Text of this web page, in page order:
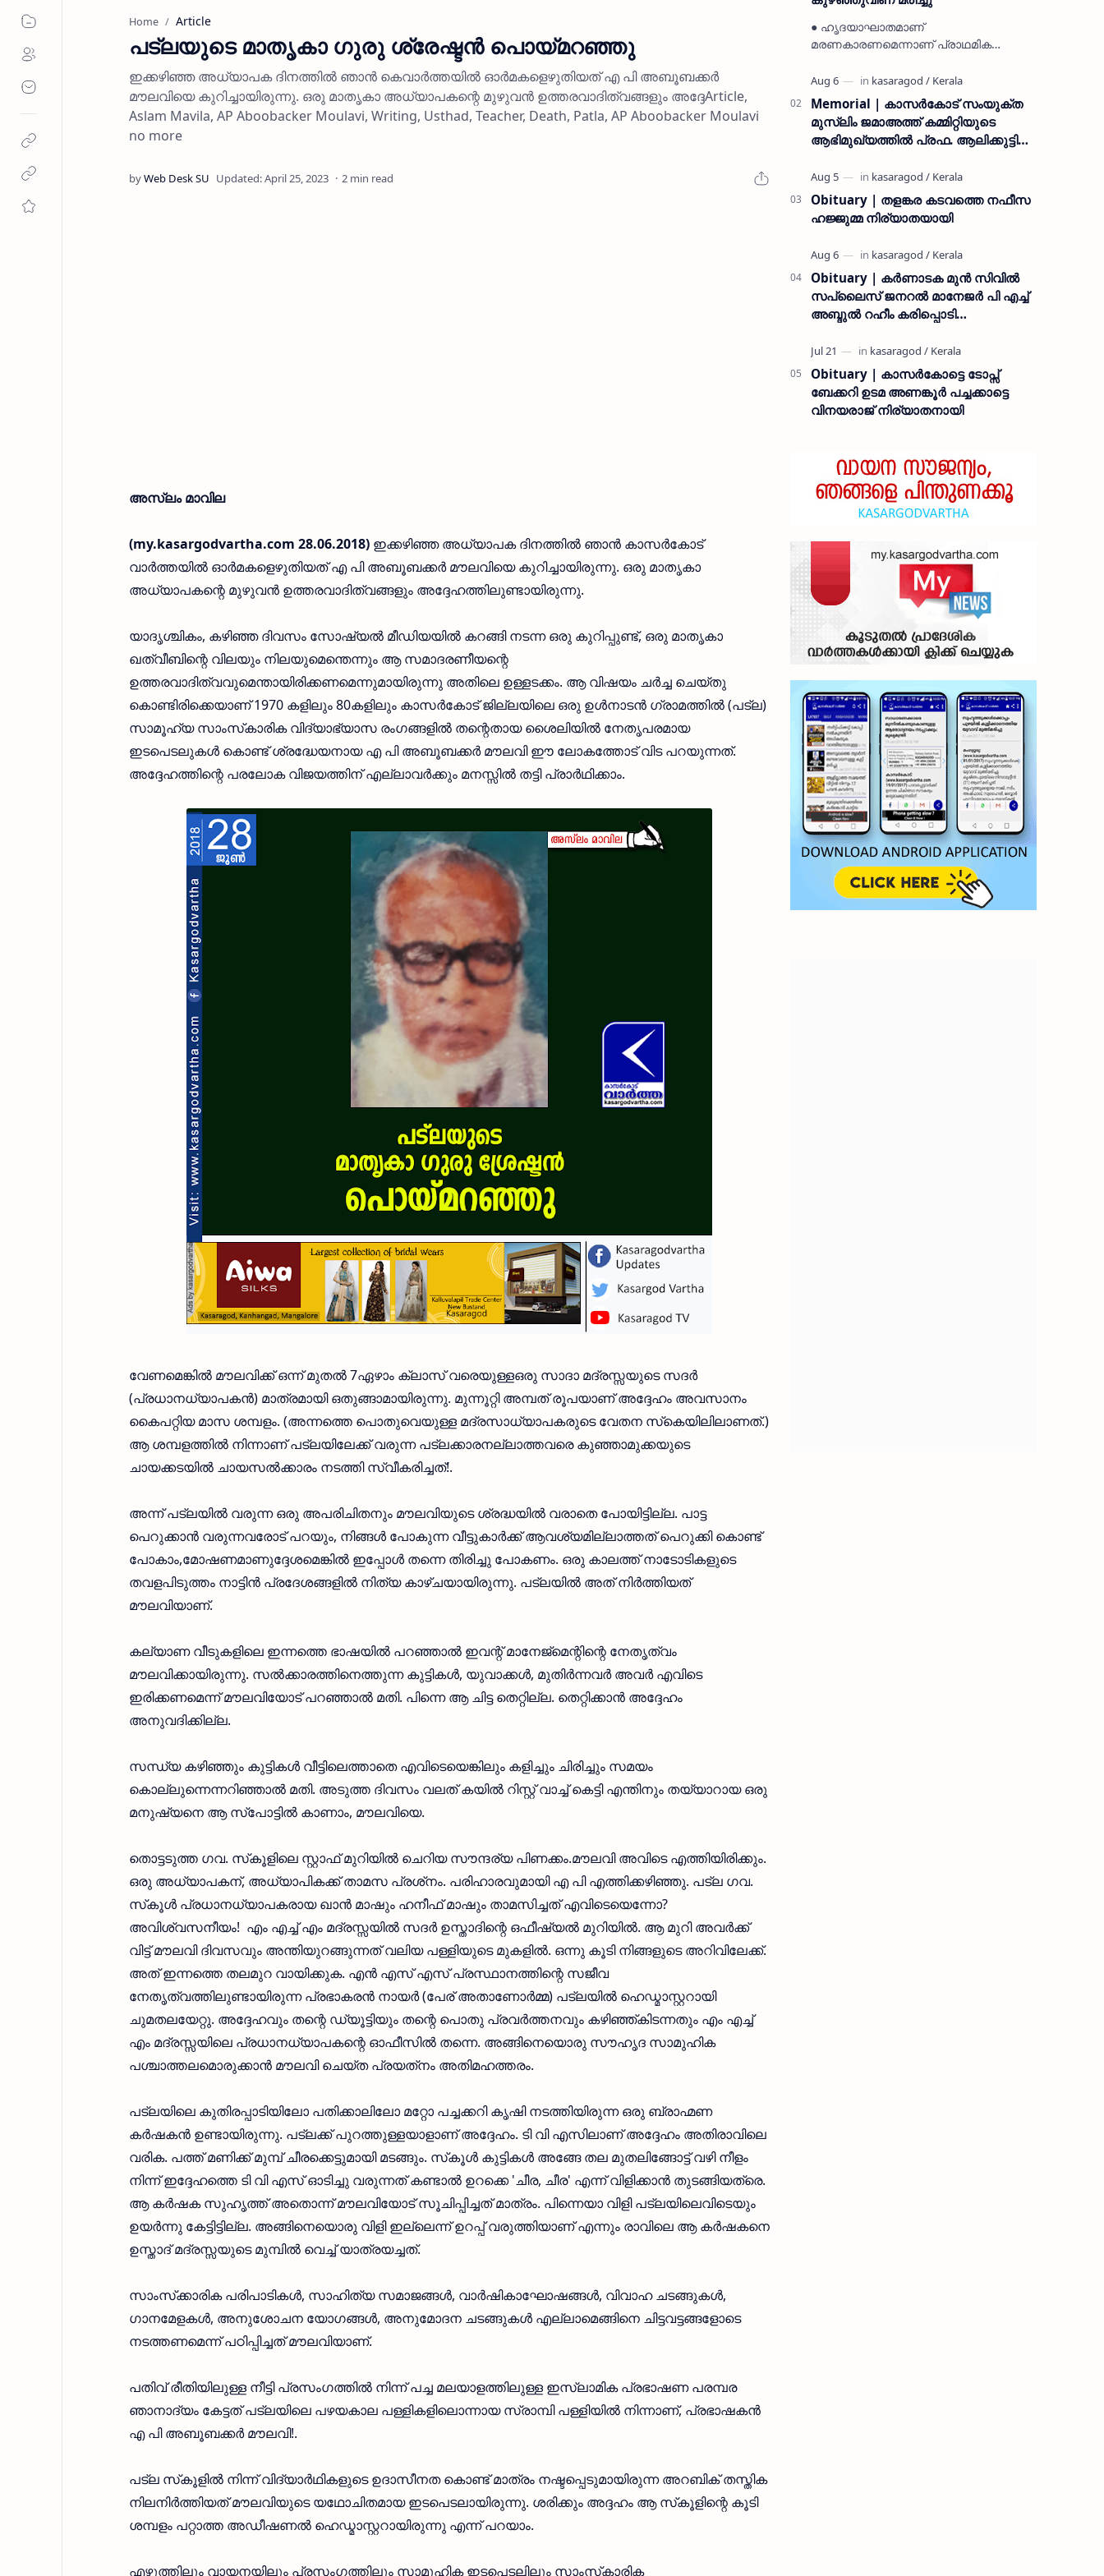
Home Article
പട്‌ലയുടെ മാതൃകാ ഗുരു ശ്രേഷ്ടന്‍ പൊയ്മറഞ്ഞു
ഇക്കഴിഞ്ഞ അധ്യാപക ദിനത്തില്‍ ഞാന്‍ കെവാര്‍ത്തയില്‍ ഓര്‍മകളെഴുതിയത് എ പി അബൂബക്കര്‍
മൗലവിയെ കുറിച്ചായിരുന്നു. ഒരു മാതൃകാ അധ്യാപകന്റെ മുഴുവന്‍ ഉത്തരവാദിത്വങ്ങളും അദ്ദേArticle,
Aslam Mavila, AP Aboobacker Moulavi, Writing, Usthad, Teacher, Death, Patla, AP Aboobacker Moulavi
no more
2 min read
അസ്ലം മാവില
(my.kasargodvartha.com 28.06.2018) ഇക്കഴിഞ്ഞ അധ്യാപക ദിനത്തില്‍ ഞാന്‍ കാസര്‍കോട്
വാര്‍ത്തയില്‍ ഓര്‍മകളെഴുതിയത് എ പി അബൂബക്കര്‍ മൗലവിയെ കുറിച്ചായിരുന്നു. ഒരു മാതൃകാ
അധ്യാപകന്റെ മുഴുവന്‍ ഉത്തരവാദിത്വങ്ങളും അദ്ദേഹത്തിലുണ്ടായിരുന്നു.
യാദൃശ്ചികം, കഴിഞ്ഞ ദിവസം സോഷ്യല്‍ മീഡിയയില്‍ കറങ്ങി നടന്ന ഒരു കുറിപ്പുണ്ട്, ഒരു മാതൃകാ
ഖത്വീബിന്റെ വിലയും നിലയുമെന്തെന്നും ആ സമാദരണീയന്റെ
ഉത്തരവാദിത്വവുമെന്തായിരിക്കണമെന്നുമായിരുന്നു അതിലെ ഉള്ളടക്കം. ആ വിഷയം ചര്‍ച്ച ചെയ്തു
കൊണ്ടിരിക്കെയാണ് 1970 കളിലും 80കളിലും കാസര്‍കോട് ജില്ലയിലെ ഒരു ഉള്‍നാടന്‍ ഗ്രാമത്തില്‍ (പട്‌ല)
സാമൂഹ്യ സാംസ്‌കാരിക വിദ്യാഭ്യാസ രംഗങ്ങളില്‍ തന്റെതായ ശൈലിയില്‍ നേതൃപരമായ
ഇടപെടലുകള്‍ കൊണ്ട് ശ്രദ്ധേയനായ എ പി അബൂബക്കര്‍ മൗലവി ഈ ലോകത്തോട് വിട പറയുന്നത്.
അദ്ദേഹത്തിന്റെ പരലോക വിജയത്തിന് എല്ലാവര്‍ക്കും മനസ്സില്‍ തട്ടി പ്രാര്‍ഥിക്കാം.
വേണമെങ്കില്‍ മൗലവിക്ക് ഒന്ന് മുതല്‍ 7ഏഴാം ക്ലാസ് വരെയുള്ളഒരു സാദാ മദ്രസ്സയുടെ സദര്‍
(പ്രധാനധ്യാപകന്‍) മാത്രമായി ഒതുങ്ങാമായിരുന്നു. മുന്നൂറ്റി അമ്പത് രൂപയാണ് അദ്ദേഹം അവസാനം
കൈപറ്റിയ മാസ ശമ്പളം. (അന്നത്തെ പൊതുവെയുള്ള മദ്രസാധ്യാപകരുടെ വേതന സ്‌കെയിലിലാണത്.)
ആ ശമ്പളത്തില്‍ നിന്നാണ് പട്‌ലയിലേക്ക് വരുന്ന പട്‌ലക്കാരനല്ലാത്തവരെ കുഞ്ഞാമുക്കയുടെ
ചായക്കടയില്‍ ചായസല്‍ക്കാരം നടത്തി സ്വീകരിച്ചത്!.
അന്ന് പട്‌ലയില്‍ വരുന്ന ഒരു അപരിചിതനും മൗലവിയുടെ ശ്രദ്ധയില്‍ വരാതെ പോയിട്ടില്ല. പാട്ട
പെറുക്കാന്‍ വരുന്നവരോട് പറയും, നിങ്ങള്‍ പോകുന്ന വീട്ടുകാര്‍ക്ക് ആവശ്യമില്ലാത്തത് പെറുക്കി കൊണ്ട്
പോകാം,മോഷണമാണുദ്ദേശമെങ്കില്‍ ഇപ്പോള്‍ തന്നെ തിരിച്ചു പോകണം. ഒരു കാലത്ത് നാടോടികളുടെ
തവളപിടുത്തം നാട്ടിന്‍ പ്രദേശങ്ങളില്‍ നിത്യ കാഴ്ചയായിരുന്നു. പട്‌ലയില്‍ അത് നിര്‍ത്തിയത്
മൗലവിയാണ്.
കല്യാണ വീടുകളിലെ ഇന്നത്തെ ഭാഷയില്‍ പറഞ്ഞാല്‍ ഇവന്റ് മാനേജ്‌മെന്റിന്റെ നേതൃത്വം
മൗലവിക്കായിരുന്നു. സല്‍ക്കാരത്തിനെത്തുന്ന കുട്ടികള്‍, യുവാക്കള്‍, മുതിര്‍ന്നവര്‍ അവര്‍ എവിടെ
ഇരിക്കണമെന്ന് മൗലവിയോട് പറഞ്ഞാല്‍ മതി. പിന്നെ ആ ചിട്ട തെറ്റില്ല. തെറ്റിക്കാന്‍ അദ്ദേഹം
അനുവദിക്കില്ല.
സന്ധ്യ കഴിഞ്ഞും കുട്ടികള്‍ വീട്ടിലെത്താതെ എവിടെയെങ്കിലും കളിച്ചും ചിരിച്ചും സമയം
കൊല്ലുന്നെന്നറിഞ്ഞാല്‍ മതി. അടുത്ത ദിവസം വലത് കയില്‍ റിസ്റ്റ് വാച്ച് കെട്ടി എന്തിനും തയ്യാറായ ഒരു
മനുഷ്യനെ ആ സ്‌പോട്ടില്‍ കാണാം, മൗലവിയെ.
തൊട്ടടുത്ത ഗവ. സ്‌കൂളിലെ സ്റ്റാഫ് മുറിയില്‍ ചെറിയ സൗന്ദര്യ പിണക്കം.മൗലവി അവിടെ എത്തിയിരിക്കും.
ഒരു അധ്യാപകന്, അധ്യാപികക്ക് താമസ പ്രശ്‌നം. പരിഹാരവുമായി എ പി എത്തിക്കഴിഞ്ഞു. പട്‌ല ഗവ.
സ്‌കൂള്‍ പ്രധാനധ്യാപകരായ ഖാന്‍ മാഷും ഹനീഫ് മാഷും താമസിച്ചത് എവിടെയെന്നോ?
അവിശ്വസനീയം! എം എച്ച് എം മദ്രസ്സയില്‍ സദര്‍ ഉസ്താദിന്റെ ഒഫീഷ്യല്‍ മുറിയില്‍. ആ മുറി അവര്‍ക്ക്
വിട്ട് മൗലവി ദിവസവും അന്തിയുറങ്ങുന്നത് വലിയ പള്ളിയുടെ മുകളില്‍. ഒന്നു കൂടി നിങ്ങളുടെ അറിവിലേക്ക്.
അത് ഇന്നത്തെ തലമുറ വായിക്കുക. എന്‍ എസ് എസ് പ്രസ്ഥാനത്തിന്റെ സജീവ
നേതൃത്വത്തിലുണ്ടായിരുന്ന പ്രഭാകരന്‍ നായര്‍ (പേര് അതാണോര്‍മ്മ) പട്‌ലയില്‍ ഹെഡ്മാസ്റ്ററായി
ചുമതലയേറ്റു. അദ്ദേഹവും തന്റെ ഡ്യൂട്ടിയും തന്റെ പൊതു പ്രവര്‍ത്തനവും കഴിഞ്ഞ്കിടന്നതും എം എച്ച്
എം മദ്രസ്സയിലെ പ്രധാനധ്യാപകന്റെ ഓഫീസില്‍ തന്നെ. അങ്ങിനെയൊരു സൗഹൃദ സാമുഹിക
പശ്ചാത്തലമൊരുക്കാന്‍ മൗലവി ചെയ്ത പ്രയത്‌നം അതിമഹത്തരം.
പട്‌ലയിലെ കുതിരപ്പാടിയിലോ പതിക്കാലിലോ മറ്റോ പച്ചക്കറി കൃഷി നടത്തിയിരുന്ന ഒരു ബ്രാഹ്മണ
കര്‍ഷകന്‍ ഉണ്ടായിരുന്നു. പട്‌ലക്ക് പുറത്തുള്ളയാളാണ് അദ്ദേഹം. ടി വി എസിലാണ് അദ്ദേഹം അതിരാവിലെ
വരിക. പത്ത് മണിക്ക് മുമ്പ് ചീരക്കെട്ടുമായി മടങ്ങും. സ്‌കൂള്‍ കുട്ടികള്‍ അങ്ങേ തല മുതലിങ്ങോട്ട് വഴി നീളം
നിന്ന് ഇദ്ദേഹത്തെ ടി വി എസ് ഓടിച്ചു വരുന്നത് കണ്ടാല്‍ ഉറക്കെ 'ചീര, ചീര' എന്ന് വിളിക്കാന്‍ തുടങ്ങിയത്രെ.
ആ കര്‍ഷക സുഹൃത്ത് അതൊന്ന് മൗലവിയോട് സൂചിപ്പിച്ചത് മാത്രം. പിന്നെയാ വിളി പട്‌ലയിലെവിടെയും
ഉയര്‍ന്നു കേട്ടിട്ടില്ല. അങ്ങിനെയൊരു വിളി ഇല്ലെന്ന് ഉറപ്പ് വരുത്തിയാണ് എന്നും രാവിലെ ആ കര്‍ഷകനെ
ഉസ്താദ് മദ്രസ്സയുടെ മുമ്പില്‍ വെച്ച് യാത്രയച്ചത്.
സാംസ്‌ക്കാരിക പരിപാടികള്‍, സാഹിത്യ സമാജങ്ങള്‍, വാര്‍ഷികാഘോഷങ്ങള്‍, വിവാഹ ചടങ്ങുകള്‍,
ഗാനമേളകള്‍, അനുശോചന യോഗങ്ങള്‍, അനുമോദന ചടങ്ങുകള്‍ എല്ലാമെങ്ങിനെ ചിട്ടവട്ടങ്ങളോടെ
നടത്തണമെന്ന് പഠിപ്പിച്ചത് മൗലവിയാണ്.
പതിവ് രീതിയിലുള്ള നീട്ടി പ്രസംഗത്തില്‍ നിന്ന് പച്ച മലയാളത്തിലുള്ള ഇസ്ലാമിക പ്രഭാഷണ പരമ്പര
ഞാനാദ്യം കേട്ടത് പട്‌ലയിലെ പഴയകാല പള്ളികളിലൊന്നായ സ്രാമ്പി പള്ളിയില്‍ നിന്നാണ്, പ്രഭാഷകന്‍
എ പി അബൂബക്കര്‍ മൗലവി!.
പട്‌ല സ്‌കൂളില്‍ നിന്ന് വിദ്യാര്‍ഥികളുടെ ഉദാസീനത കൊണ്ട് മാത്രം നഷ്ടപ്പെടുമായിരുന്ന അറബിക് തസ്തിക
നിലനിര്‍ത്തിയത് മൗലവിയുടെ യഥോചിതമായ ഇടപെടലായിരുന്നു. ശരിക്കും അദ്ദഹം ആ സ്‌കൂളിന്റെ കൂടി
ശമ്പളം പറ്റാത്ത അഡീഷണല്‍ ഹെഡ്മാസ്റ്ററായിരുന്നു എന്ന് പറയാം.
എഴുത്തിലും വായനയിലും പ്രസംഗത്തിലും സാമൂഹിക ഇടപെടലിലും സാംസ്‌കാരിക
● ഹൃദയാഘാതമാണ്
മരണകാരണമെന്നാണ് പ്രാഥമിക
കമ്യൂണിസ്റ്റ് പ്രവർത്തകരായ
രാമൻ്റെയും ചിരുതേയിയുടെയും
മകളാണ് ● വിവരമറിഞ്ഞ് ജനപ്ര…
Memorial | കാസർകോട് സംയുക്ത
മുസ്ലിം ജമാഅത്ത് കമ്മിറ്റിയുടെ
ആഭിമുഖ്യത്തിൽ പ്രഫ. ആലിക്കുട്ടി
Obituary | തളങ്കര കടവത്തെ നഫീസ
ഹജ്ജുമ്മ നിര്യാതയായി
Obituary | കർണാടക മുൻ സിവില്‍
സപ്ലൈസ് ജനറൽ മാനേജർ പി എച്ച്
അബ്ദുൽ റഹീം കരിപ്പൊടി
Obituary | കാസർകോട്ടെ ടോപ്സ്
ബേക്കറി ഉടമ അണങ്കൂർ പച്ചക്കാട്ടെ
വിനയരാജ് നിര്യാതനായി